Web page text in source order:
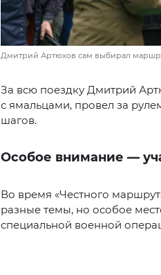
Дмитрий Артюхов сам выбирал
За всю поездку Дмитрий
с ямальцами, провел за
шагов.
Особое внимание —
Во время «Честного
разные темы, но особое
специальной военной